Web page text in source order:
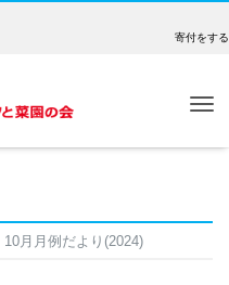
寄付をする
10月月例だより(2024)